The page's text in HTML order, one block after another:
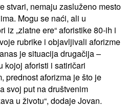
stvari, nemaju zasluženo mesto
Mogu se naći, ali u
iz „zlatne ere“ aforistike 80-ih i
rubrike i objavljivali aforizme
je situacija drugačija –
kojoj aforisti i satiričari
prednost aforizma je što je
svoj put na društvenim
u životu“, dodaje Jovan.